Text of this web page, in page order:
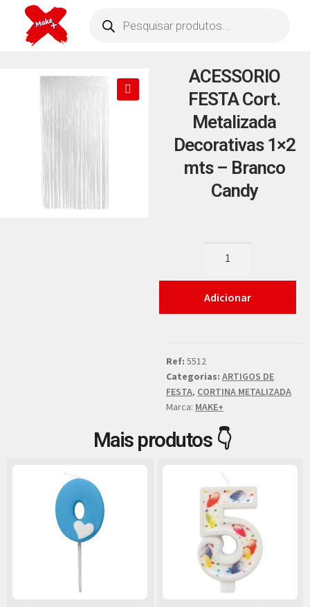
ACESSORIO
FESTA Cort.
Metalizada
Decorativas 1×2
mts – Branco
Candy
Adicionar
Ref: 5512
Categorias: ARTIGOS DE
FESTA, CORTINA METALIZADA
Marca: MAKE+
Mais produtos 👇